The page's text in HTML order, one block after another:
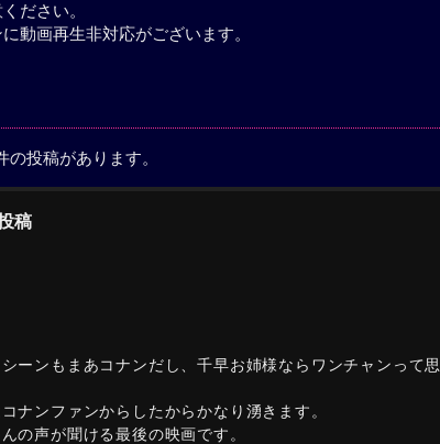
ださい。
動画再生非対応がございます。
の投稿があります。
稿
ーンもまあコナンだし、千早お姉様ならワンチャンって思
ナンファンからしたからかなり湧きます。
の声が聞ける最後の映画です。